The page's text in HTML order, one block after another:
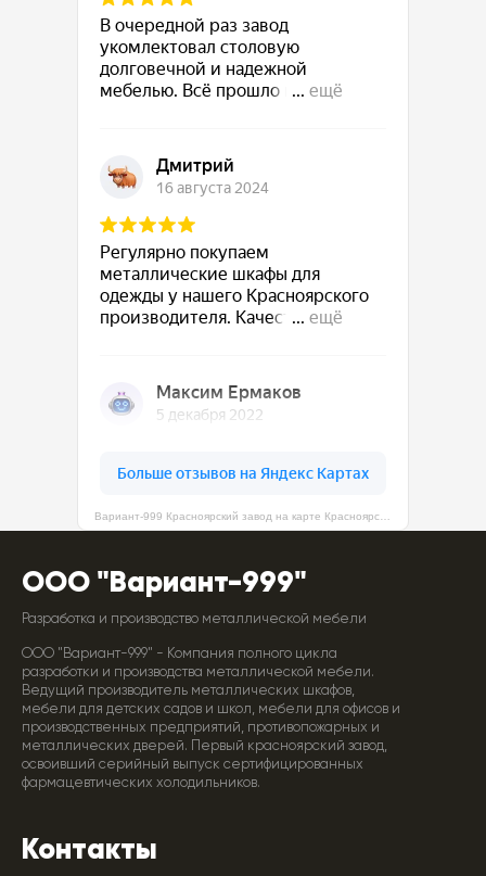
ООО "Вариант-999"
Разработка и производство металлической мебели
ООО "Вариант-999" - Компания полного цикла
разработки и производства металлической мебели.
Ведущий производитель металлических шкафов,
мебели для детских садов и школ, мебели для офисов и
производственных предприятий, противопожарных и
металлических дверей. Первый красноярский завод,
освоивший серийный выпуск сертифицированных
фармацевтических холодильников.
Контакты